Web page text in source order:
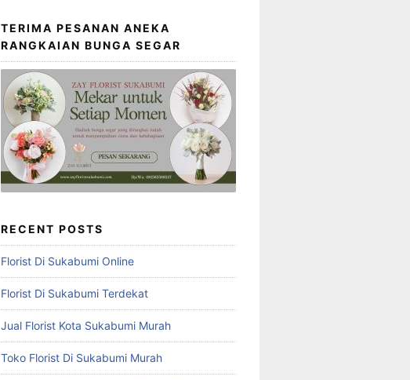
TERIMA PESANAN ANEKA
RANGKAIAN BUNGA SEGAR
RECENT POSTS
Florist Di Sukabumi Online
Florist Di Sukabumi Terdekat
Jual Florist Kota Sukabumi Murah
Toko Florist Di Sukabumi Murah